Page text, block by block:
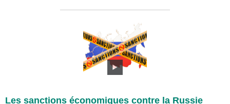
Les sanctions économiques contre la Russie